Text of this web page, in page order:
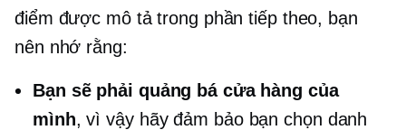
điểm được mô tả trong phần tiếp theo, bạn
nên nhớ rằng:
Bạn sẽ phải quảng bá cửa hàng của
mình, vì vậy hãy đảm bảo bạn chọn danh